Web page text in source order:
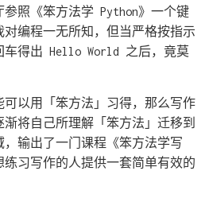
参照《笨方法学 Python》一个键
编程一无所知，但当严格按指示
车得出 Hello World 之后，竟莫
以用「笨方法」习得，那么写作
将自己所理解「笨方法」迁移到
输出了一门课程《笨方法学写
习写作的人提供一套简单有效的